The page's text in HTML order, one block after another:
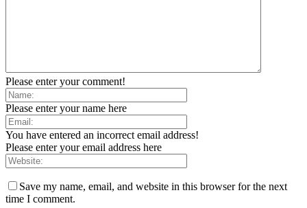
Please enter your comment!
Please enter your name here
You have entered an incorrect email address!
Please enter your email address here
Save my name, email, and website in this browser for the next
time I comment.